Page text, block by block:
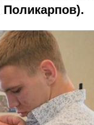
Поликарпов).